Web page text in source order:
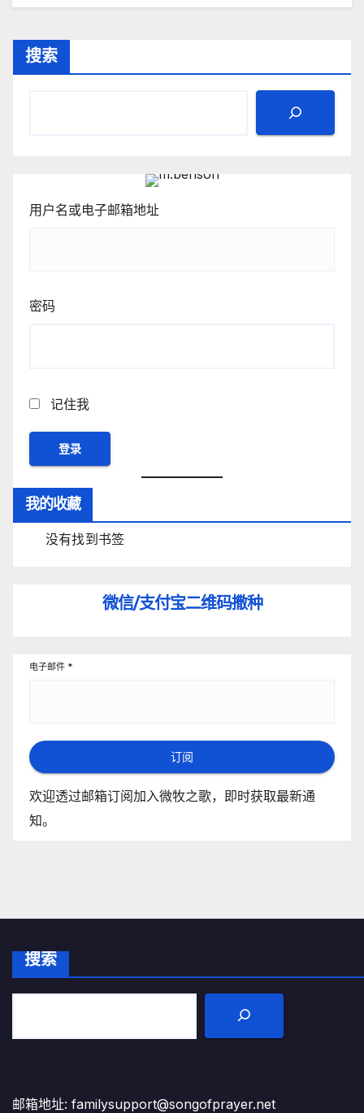
搜索
用户名或电子邮箱地址
密码
记住我
我的收藏
没有找到书签
微信/支付宝二维码撒种
电子邮件 *
订阅
欢迎透过邮箱订阅加入微牧之歌，即时获取最新通
知。
搜索
邮箱地址: familysupport@songofprayer.net